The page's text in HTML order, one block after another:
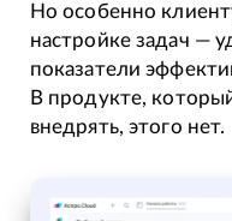
Но особенно
настройке задач —
показатели
В продукте,
внедрять, этого нет.